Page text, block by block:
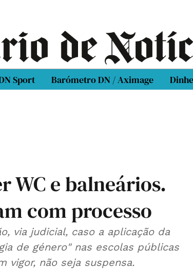
Sport Barómetro DN / Aximage
WC e balneários.
com processo
via judicial, caso a aplicação da
de género" nas escolas públicas
vigor, não seja suspensa.